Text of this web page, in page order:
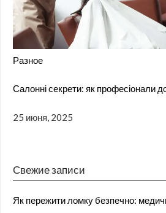
Разное
Салонні секрети: як професіонали
25 июня, 2025
Свежие записи
Як пережити ломку безпечно: